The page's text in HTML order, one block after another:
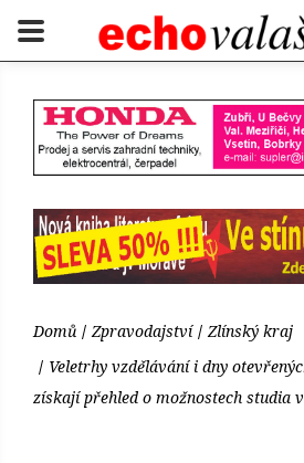
Domů Zpravodajství
Zlínský kraj
Veletrhy vzdělávání i dny
získají přehled o možnostech studia